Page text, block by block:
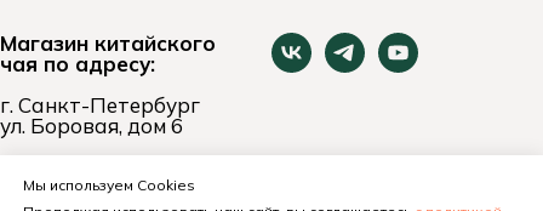
Магазин китайского
чая по адресу:
г. Санкт-Петербург
ул. Боровая, дом 6
+7 (921) 653-74-24
Мы используем Cookies